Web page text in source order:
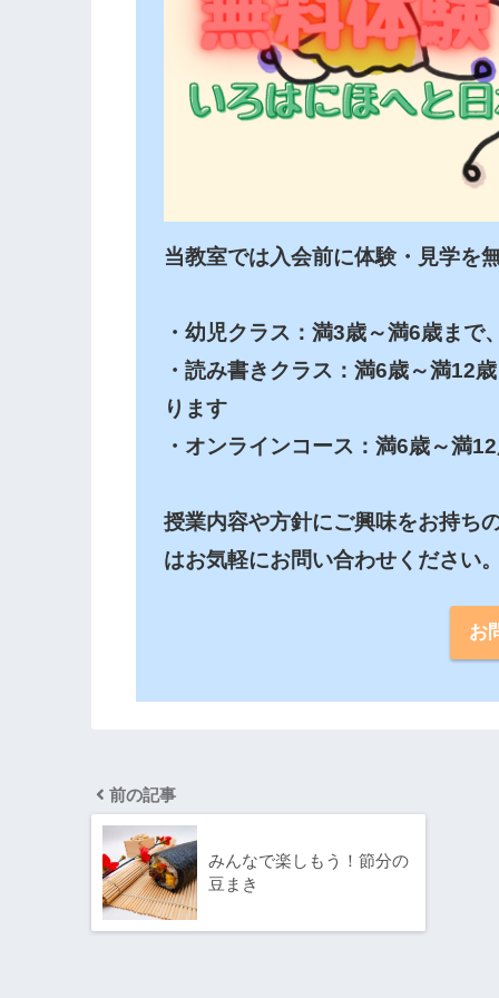
当教室では入会前に体験・見学を
・幼児クラス：満3歳～満6歳まで
・読み書きクラス：満6歳～満12
ります
・オンラインコース：満6歳～満
授業内容や方針にご興味をお持ち
はお気軽にお問い合わせください
お
前の記事
みんなで楽しもう！節分の
豆まき